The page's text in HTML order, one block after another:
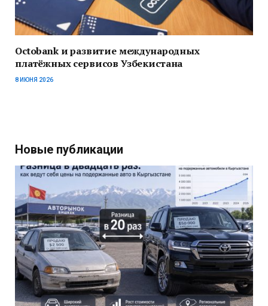
Octobank и развитие международных
платёжных сервисов Узбекистана
8 ИЮНЯ 2026
Новые публикации